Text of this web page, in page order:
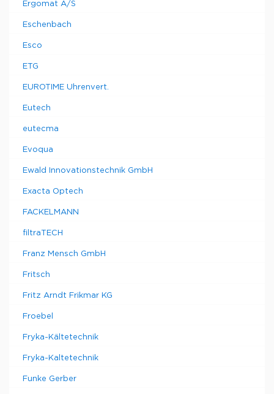
Ergomat A/S
Eschenbach
Esco
ETG
EUROTIME Uhrenvert.
Eutech
eutecma
Evoqua
Ewald Innovationstechnik GmbH
Exacta Optech
FACKELMANN
filtraTECH
Franz Mensch GmbH
Fritsch
Fritz Arndt Frikmar KG
Froebel
Fryka-Kältetechnik
Fryka-Kaltetechnik
Funke Gerber